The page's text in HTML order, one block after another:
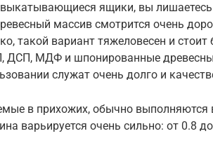
ящики, вы
массив смотрится очень
такой вариант тяжеловесен и
ДСП, МДФ и шпонированные
служат очень долго и
в прихожих, обычно выполняются
варьируется очень сильно: от 0.8